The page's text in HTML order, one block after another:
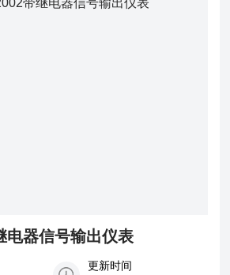
电器信号输出仪表
更新时间